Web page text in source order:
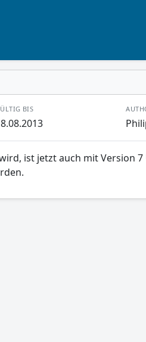
BIS
ist jetzt auch mit Version 7